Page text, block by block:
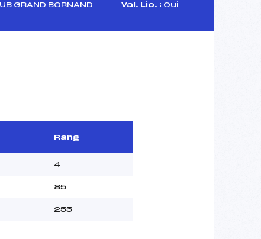
GRAND BORNAND Val. Lic. : Oui
Rang
4
85
255